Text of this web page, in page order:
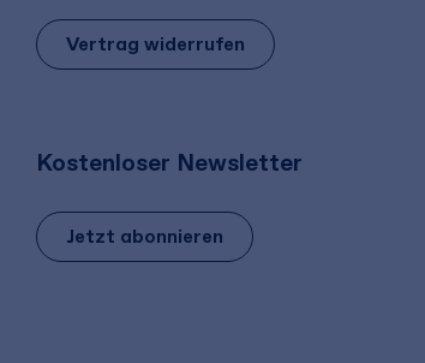
Vertrag widerrufen
Kostenloser Newsletter
Jetzt abonnieren